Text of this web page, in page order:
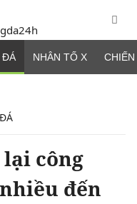
ĐÁ NHÂN TỐ X
lại công
đến